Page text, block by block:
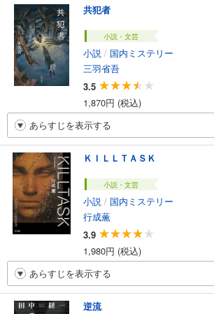
共犯者
小説・文芸
小説 / 国内ミステリー
三羽省吾
3.5
1,870円 (税込)
あらすじを表示する
ＫＩＬＬＴＡＳＫ
小説・文芸
小説 / 国内ミステリー
行成薫
3.9
1,980円 (税込)
あらすじを表示する
逆流